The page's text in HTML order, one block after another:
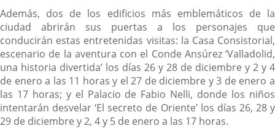
Además, dos de los edificios más emblemáticos de la
ciudad abrirán sus puertas a los personajes que
conducirán estas entretenidas visitas: la Casa Consistorial,
escenario de la aventura con el Conde Ansúrez ‘Valladolid,
una historia divertida’ los días 26 y 28 de diciembre y 2 y 4
de enero a las 11 horas y el 27 de diciembre y 3 de enero a
las 17 horas; y el Palacio de Fabio Nelli, donde los niños
intentarán desvelar ‘El secreto de Oriente’ los días 26, 28 y
29 de diciembre y 2, 4 y 5 de enero a las 17 horas.